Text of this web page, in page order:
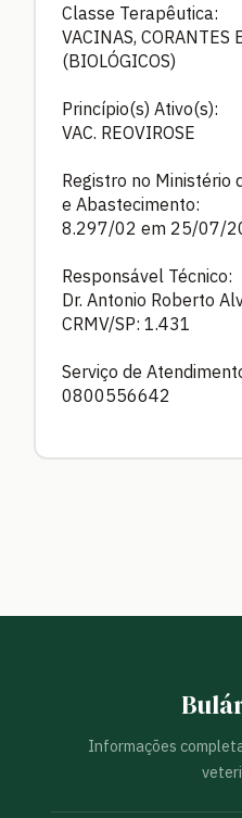
Classe Terapêutica:
VACINAS, CORANTES
(BIOLÓGICOS)
Princípio(s) Ativo(s):
VAC. REOVIROSE
Registro no Ministério
e Abastecimento:
8.297/02 em 25/07/
Responsável Técnico:
Dr. Antonio Roberto
CRMV/SP: 1.431
Serviço de
0800556642
Informações